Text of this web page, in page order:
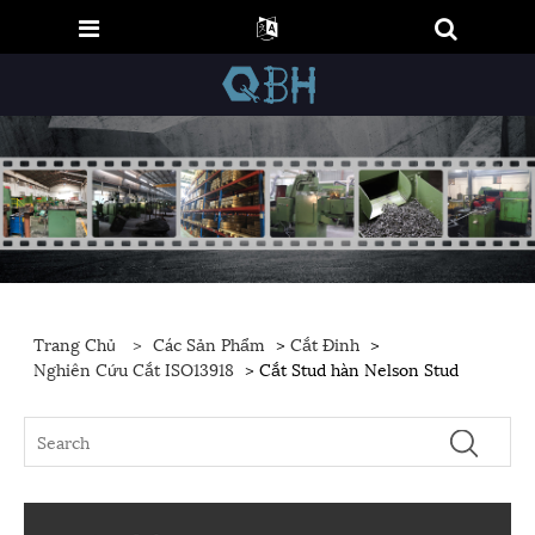
Trang Chủ > Các Sản Phẩm >Cắt Đinh >
Nghiên Cứu Cắt ISO13918 > Cắt Stud hàn Nelson Stud